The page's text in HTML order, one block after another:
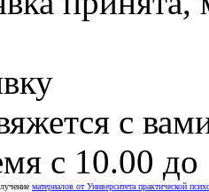
с
с 10.00
материалов от Университета практической